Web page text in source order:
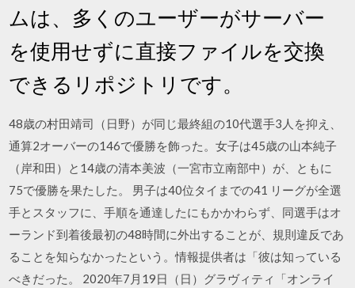
ムは、多くのユーザーがサーバー
を使用せずに直接ファイルを交換
できるリポジトリです。
48歳の村田靖司（日野）が同じ最終組の10代選手3人を抑え、
通算2オーバーの146で優勝を飾った。女子は45歳の山本純子
（岸和田）と14歳の清本美波（一宮市立南部中）が、ともに
75で優勝を果たした。 男子は40位タイまでの41 リーグが全選
手とスタッフに、手順を通達したにもかかわらず、同選手はオ
ーランド到着後最初の48時間に外出することが、規則違反であ
ることを知らなかったという。情報提供者は「彼は知っている
べきだった。 2020年7月19日（日）グラヴィティ「オンライ